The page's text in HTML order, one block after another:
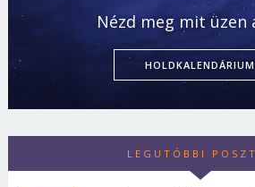
Nézd meg mit üzen
HOLDKALENDÁRIUM
LEGUTÓBBI